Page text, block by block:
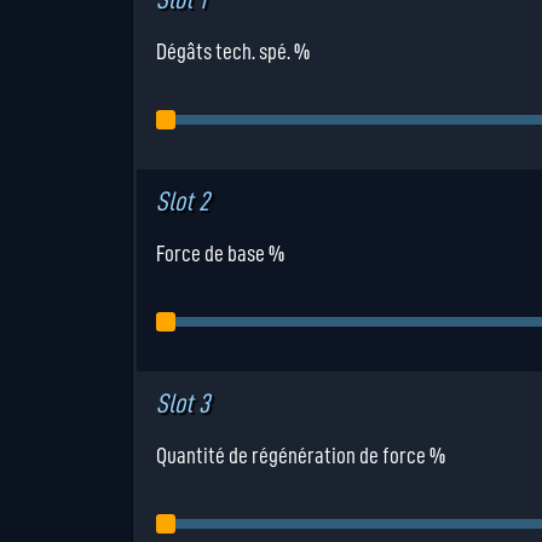
Dégâts tech. spé. %
Slot 2
Force de base %
Slot 3
Quantité de régénération de force %